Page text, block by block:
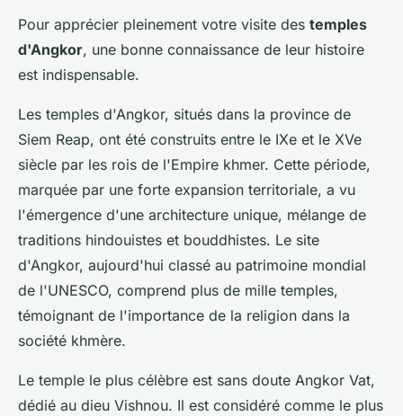
Pour apprécier pleinement votre visite des temples
d'Angkor, une bonne connaissance de leur histoire
est indispensable.
Les temples d'Angkor, situés dans la province de
Siem Reap, ont été construits entre le IXe et le XVe
siècle par les rois de l'Empire khmer. Cette période,
marquée par une forte expansion territoriale, a vu
l'émergence d'une architecture unique, mélange de
traditions hindouistes et bouddhistes. Le site
d'Angkor, aujourd'hui classé au patrimoine mondial
de l'UNESCO, comprend plus de mille temples,
témoignant de l'importance de la religion dans la
société khmère.
Le temple le plus célèbre est sans doute Angkor Vat,
dédié au dieu Vishnou. Il est considéré comme le plus